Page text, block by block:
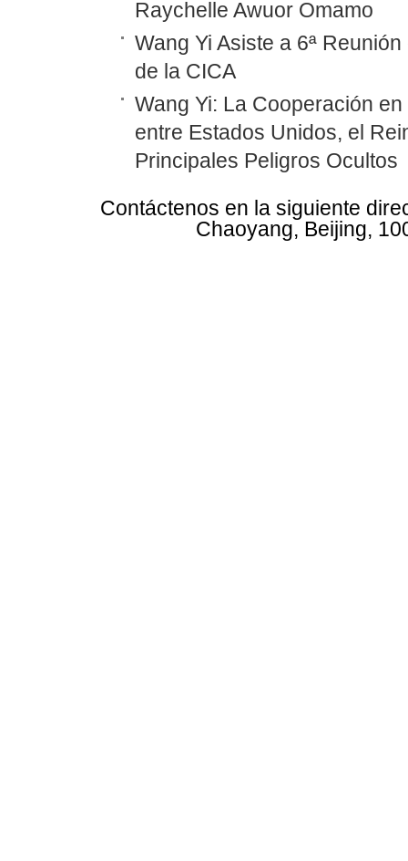
Raychelle Awuor Omamo
Wang Yi Asiste a 6ª
de la CICA
Wang Yi: La Cooperación
entre Estados Unidos, el
Principales Peligros Ocultos
Contáctenos en la siguiente
Chaoyang, Beijing,